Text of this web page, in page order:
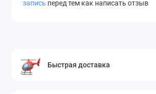
запись перед тем как написать отзыв
Быстрая доставка